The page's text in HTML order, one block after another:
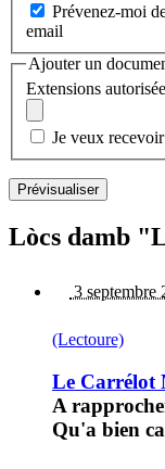
Prévenez-moi
email
Ajouter un
Extensions
Je veux
Lòcs damb
3 septembre
(Lectoure)
Le Carrélot
A
Qu'a bien